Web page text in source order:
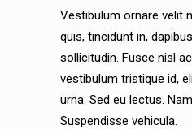
Vestibulum ornare velit
quis, tincidunt in,
sollicitudin. Fusce nisl
vestibulum tristique id,
urna. Sed eu lectus.
Suspendisse vehicula.